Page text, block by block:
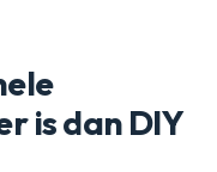
is dan DIY